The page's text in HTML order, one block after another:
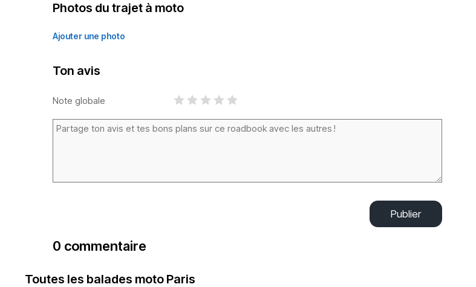
Photos du trajet à moto
Ajouter une photo
Ton avis
Note globale
Publier
0 commentaire
Toutes les balades moto Paris